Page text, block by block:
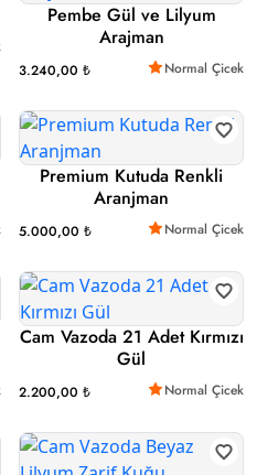
Pembe Gül ve Lilyum
Arajman
3.240,00 ₺ Normal Çicek
Premium Kutuda Renkli
Aranjman
5.000,00 ₺ Normal Çicek
Cam Vazoda 21 Adet Kırmızı
Gül
2.200,00 ₺ Normal Çicek